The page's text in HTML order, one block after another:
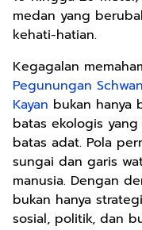
medan yang
kehati-hatian.
Kegagalan
Pegunungan
Kayan bukan hanya
batas ekologis
batas adat. Pola
sungai dan garis
manusia. Dengan
bukan hanya
sosial, politik, dan